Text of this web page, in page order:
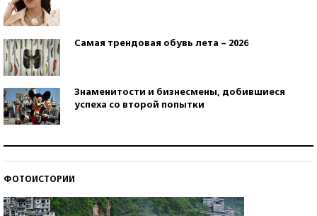
Самая трендовая обувь лета – 2026
Знаменитости и бизнесмены, добившиеся
успеха со второй попытки
ФОТОИСТОРИИ